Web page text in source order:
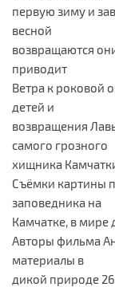
первую зиму и
весной
возвращаются
приводит
Ветра к роковой
детей и
возвращения
самого грозного
хищника
Съёмки картины
заповедника на
Камчатке, в
Авторы фильма
материалы в
дикой природе